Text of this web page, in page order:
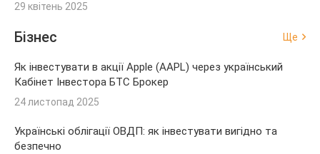
29 квітень 2025
Бізнес Ще
Як інвестувати в акції Apple (AAPL) через український
Кабінет Інвестора БТС Брокер
24 листопад 2025
Українські облігації ОВДП: як інвестувати вигідно та
безпечно